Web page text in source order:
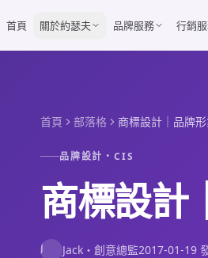
首頁 關於約瑟夫 品牌服務 行銷
首頁 部落格 商標設計｜品牌
品牌設計・CIS
商標設計
J Jack ・ 創意總監2017-01-19